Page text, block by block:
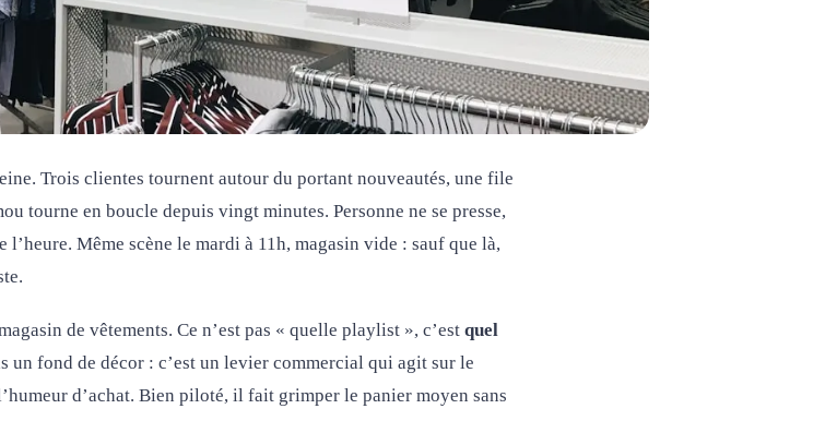
Trois clientes tournent autour du portant nouveautés, une file
tourne en boucle depuis vingt minutes. Personne ne se presse,
l’heure. Même scène le mardi à 11h, magasin vide : sauf que là,
de vêtements. Ce n’est pas « quelle playlist », c’est quel
un fond de décor : c’est un levier commercial qui agit sur le
d’achat. Bien piloté, il fait grimper le panier moyen sans